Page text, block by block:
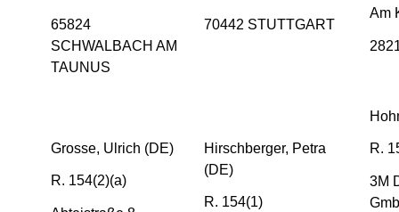
65824
SCHWALBACH AM
TAUNUS
70442 STUTTGART
Am
Grosse, Ulrich (DE)
R. 154(2)(a)
Hirschberger, Petra
(DE)
R. 154(1)
R.
3M